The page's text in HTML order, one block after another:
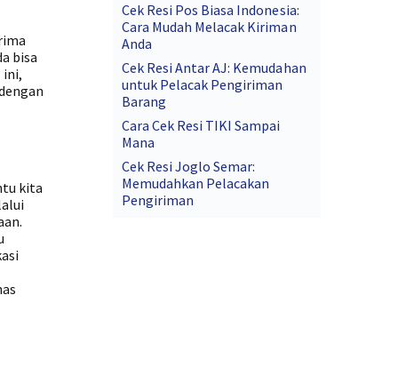
bisa
ini,
kita
Cek Resi Pos Biasa Indonesia:
Cara Mudah Melacak Kiriman
Anda
Cek Resi Antar AJ: Kemudahan
untuk Pelacak Pengiriman
Barang
Cara Cek Resi TIKI Sampai
Mana
Cek Resi Joglo Semar:
Memudahkan Pelacakan
Pengiriman